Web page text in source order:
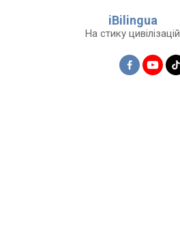
iBilingua
На стику цивілізацій